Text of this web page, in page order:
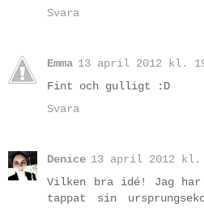
Svara
Emma 13 april 2012 kl.
Fint och gulligt :D
Svara
Denice 13 april 2012 kl.
Vilken bra idé! Jag har
tappat sin